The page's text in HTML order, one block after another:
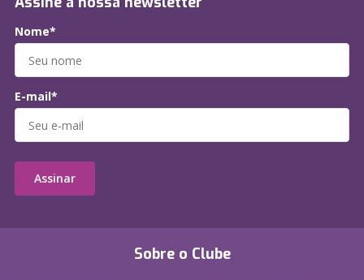
Sobre o Clube
Nome*
E-mail*
Assinar